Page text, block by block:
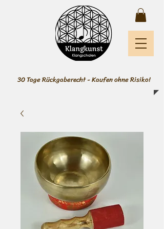
30 Tage Rückgaberecht - Kaufen ohne Risiko!